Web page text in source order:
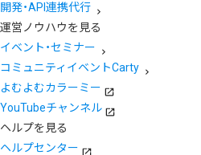
開発・API連携代行
運営ノウハウを見る
イベント・セミナー
コミュニティイベントCarty
よむよむカラーミー
YouTubeチャンネル
ヘルプを見る
ヘルプセンター